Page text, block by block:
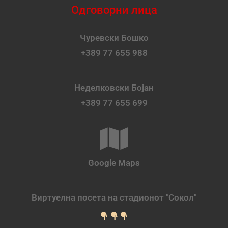
Одговорни лица
Чуревски Бошко
+389 77 655 988
Неделковски Бојан
+389 77 655 699
Google Maps
Виртуелна посета на стадионот "Сокол"